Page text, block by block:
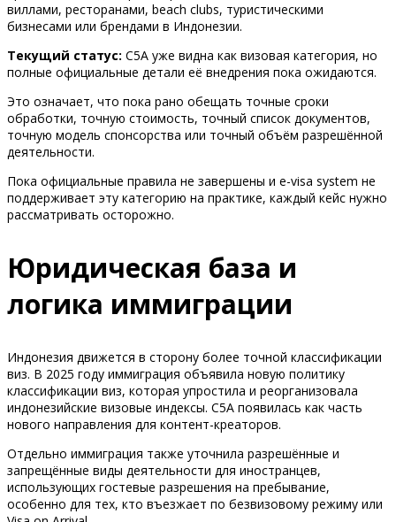
виллами, ресторанами, beach clubs, туристическими
бизнесами или брендами в Индонезии.
Текущий статус: C5A уже видна как визовая категория, но
полные официальные детали её внедрения пока ожидаются.
Это означает, что пока рано обещать точные сроки
обработки, точную стоимость, точный список документов,
точную модель спонсорства или точный объём разрешённой
деятельности.
Пока официальные правила не завершены и e-visa system не
поддерживает эту категорию на практике, каждый кейс нужно
рассматривать осторожно.
Юридическая база и
логика иммиграции
Индонезия движется в сторону более точной классификации
виз. В 2025 году иммиграция объявила новую политику
классификации виз, которая упростила и реорганизовала
индонезийские визовые индексы. C5A появилась как часть
нового направления для контент-креаторов.
Отдельно иммиграция также уточнила разрешённые и
запрещённые виды деятельности для иностранцев,
использующих гостевые разрешения на пребывание,
особенно для тех, кто въезжает по безвизовому режиму или